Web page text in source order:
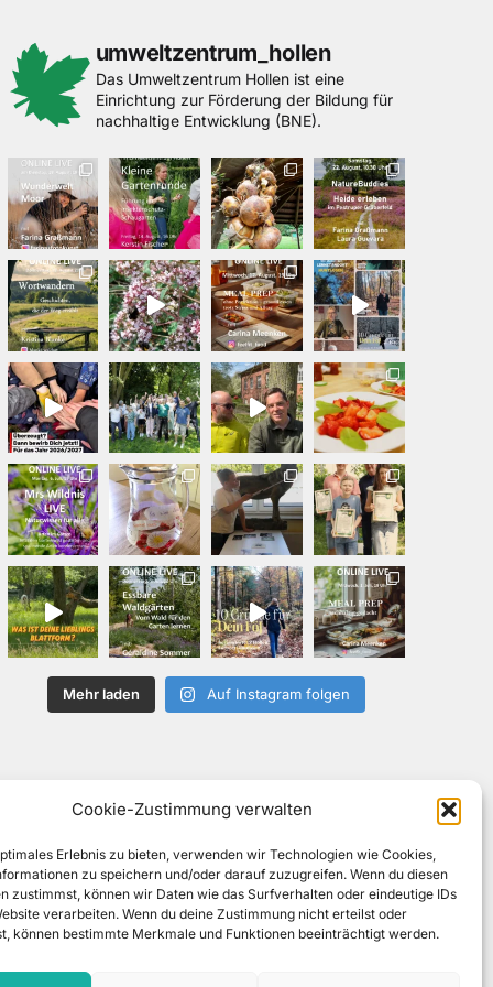
Cookie-Zustimmung verwalten
Erlebnis zu bieten, verwenden wir Technologien wie Cookies,
zu speichern und/oder darauf zuzugreifen. Wenn du diesen
zustimmst, können wir Daten wie das Surfverhalten oder eindeutige IDs
verarbeiten. Wenn du deine Zustimmung nicht erteilst oder
können bestimmte Merkmale und Funktionen beeinträchtigt werden.
umweltzentrum_hollen
Das Umweltzentrum Hollen ist eine
Einrichtung zur Förderung der Bildung für
nachhaltige Entwicklung (BNE).
Mehr laden Auf Instagram folgen